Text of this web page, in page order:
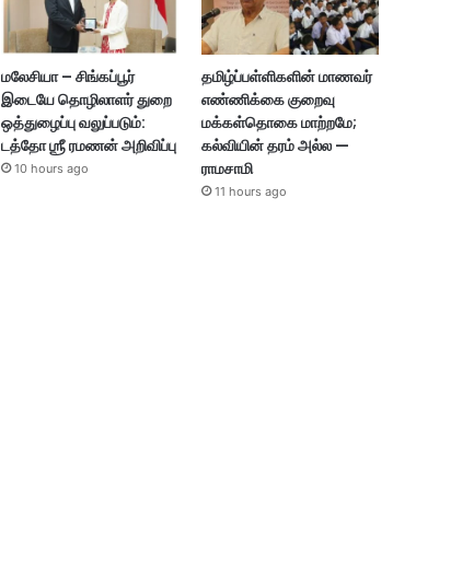
மலேசியா – சிங்கப்பூர்
இடையே தொழிலாளர் துறை
ஒத்துழைப்பு வலுப்படும்:
டத்தோ ஶ்ரீ ரமணன் அறிவிப்பு
10 hours ago
தமிழ்ப்பள்ளிகளின் மாணவர்
எண்ணிக்கை குறைவு
மக்கள்தொகை மாற்றமே;
கல்வியின் தரம் அல்ல —
ராமசாமி
11 hours ago